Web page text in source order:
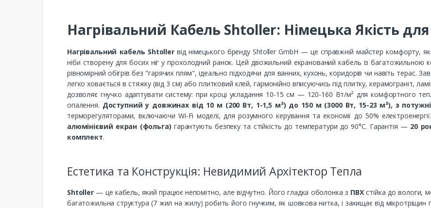
Нагрівальний Кабель Shtoller: Німецька Якість
Нагрівальний кабель Shtollerвід німецького бренду Shtoller GmbH — це справжній майстер комфорту,
ніби створену для босих ніг у прохолодний ранок. Цей двожильний екранований кабель із багатожильною
рівномірний обігрів без "гарячих плям", ідеально підходячи для ванних, кухонь, коридорів чи навіть терас.
легко ховається в стяжку (від 3 см) або плитковий клей, гармонійно вписуючись під плитку, керамограніт,
дозволяє гнучко адаптувати систему: при кроці укладання 10-15 см — 120-160 Вт/м² для комфортного
опалення. Доступний у довжинах від 10 м (200 Вт, 1-1,5 м²) до 150 м (3000 Вт, 15-23 м²), з
терморегуляторами, включаючи Wi-Fi моделі, для розумного керування та економії до 50%
алюмінієвий екран (фольга) гарантують безпеку та стійкість до температури до 90°C. Гарантія — 20
комплект.
Естетика та Конструкція: Невидимий Архітектор Тепла
Shtoller— це кабель, який працює непомітно, але відчутно. Його гладка оболонка з ПВХ стійка до вологи,
багатожильна структура (7 жил на жилу) робить його гнучким, як шовкова нитка, і захищає від мікротріщин